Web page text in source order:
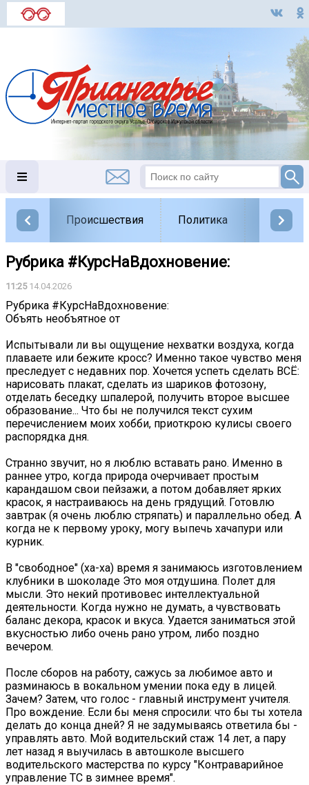
Происшествия Политика
Рубрика #КурсНаВдохновение:
11:2514.04.2026
Рубрика #КурсНаВдохновение:
Объять необъятное от
Испытывали ли вы ощущение нехватки воздуха, когда
плаваете или бежите кросс? Именно такое чувство меня
преследует с недавних пор. Хочется успеть сделать ВСЁ:
нарисовать плакат, сделать из шариков фотозону,
отделать беседку шпалерой, получить второе высшее
образование... Что бы не получился текст сухим
перечислением моих хобби, приоткрою кулисы своего
распорядка дня.
Странно звучит, но я люблю вставать рано. Именно в
раннее утро, когда природа очерчивает простым
карандашом свои пейзажи, а потом добавляет ярких
красок, я настраиваюсь на день грядущий. Готовлю
завтрак (я очень люблю стряпать) и параллельно обед. А
когда не к первому уроку, могу выпечь хачапури или
курник.
В "свободное" (ха-ха) время я занимаюсь изготовлением
клубники в шоколаде Это моя отдушина. Полет для
мысли. Это некий противовес интеллектуальной
деятельности. Когда нужно не думать, а чувствовать
баланс декора, красок и вкуса. Удается заниматься этой
вкусностью либо очень рано утром, либо поздно
вечером.
После сборов на работу, сажусь за любимое авто и
разминаюсь в вокальном умении пока еду в лицей.
Зачем? Затем, что голос - главный инструмент учителя.
Про вождение. Если бы меня спросили: что бы ты хотела
делать до конца дней? Я не задумываясь ответила бы -
управлять авто. Мой водительский стаж 14 лет, а пару
лет назад я выучилась в автошколе высшего
водительского мастерства по курсу "Контраварийное
управление ТС в зимнее время".